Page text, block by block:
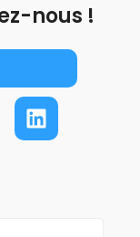
nous !